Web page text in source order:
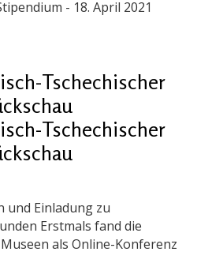
- 18. April 2021
Tschechischer
Tschechischer
und Einladung zu
Erstmals fand die
als Online-Konferenz